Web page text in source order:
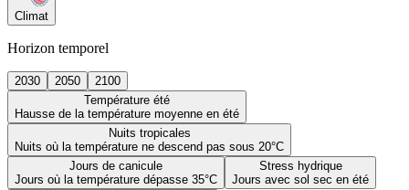
Climat
Horizon temporel
2030 2050
2100
Température été
Hausse de la température moyenne en été
Nuits tropicales
Nuits où la température ne descend pas sous 20°C
Jours de canicule
Jours où la température dépasse 35°C
Stress hydrique
Jours avec sol sec en été